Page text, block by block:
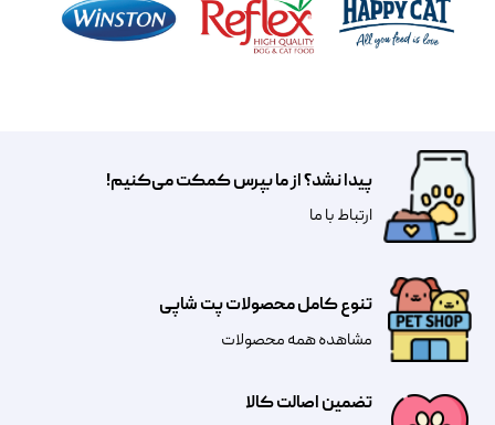
تضمین اصالت کالا
تنوع کامل محصولات پت شاپی
مشاهده همه محصولات
پیدا نشد؟ از ما بپرس کمکت می‌کنیم!
​​​ارتباط با ما